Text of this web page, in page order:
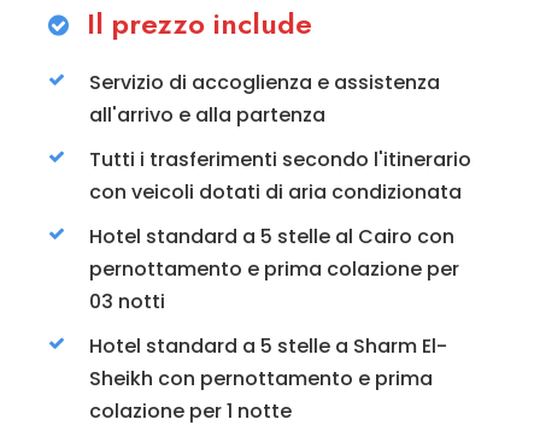
Il prezzo include
Servizio di accoglienza e assistenza
all'arrivo e alla partenza
Tutti i trasferimenti secondo l'itinerario
con veicoli dotati di aria condizionata
Hotel standard a 5 stelle al Cairo con
pernottamento e prima colazione per
03 notti
Hotel standard a 5 stelle a Sharm El-
Sheikh con pernottamento e prima
colazione per 1 notte